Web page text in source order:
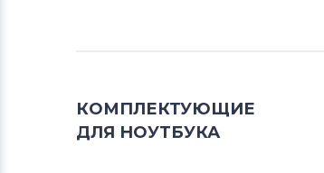
EveryPad
КОМПЛЕКТУЮЩИЕ
ДЛЯ НОУТБУКА